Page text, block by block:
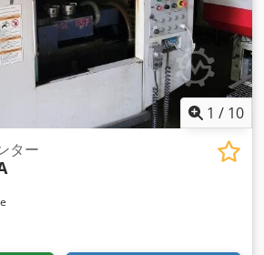
1 / 10
ター